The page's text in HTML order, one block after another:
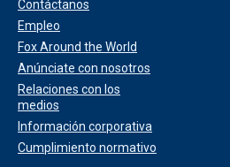
Contáctanos
Empleo
Fox Around the World
Anúnciate con nosotros
Relaciones con los
medios
Información corporativa
Cumplimiento normativo